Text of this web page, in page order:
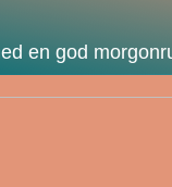
en god